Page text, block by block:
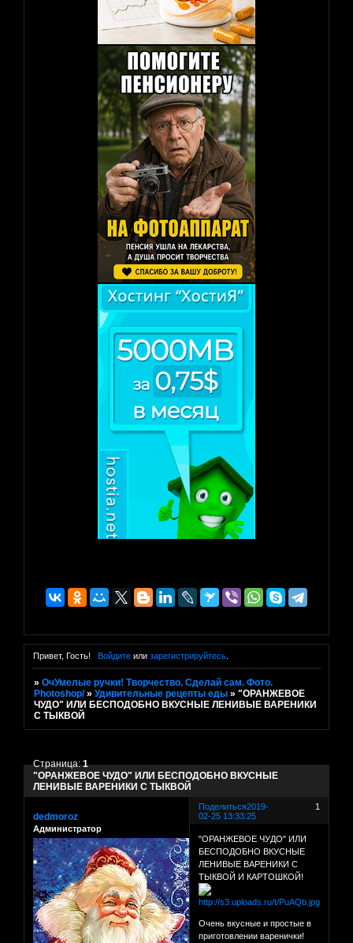
Привет, Гость! Войдитеили зарегистрируйтесь.
»ОчУмелые ручки! Творчество. Сделай сам. Фото.
Photoshop/ »Удивительные рецепты еды »"ОРАНЖЕВОЕ
ЧУДО" ИЛИ БЕСПОДОБНО ВКУСНЫЕ ЛЕНИВЫЕ ВАРЕНИКИ
С ТЫКВОЙ
"ОРАНЖЕВОЕ ЧУДО" ИЛИ БЕСПОДОБНО ВКУСНЫЕ
ЛЕНИВЫЕ ВАРЕНИКИ С ТЫКВОЙ
Страница:1
Поделиться 1
2019-
02-25 13:33:25
dedmoroz
Администратор
"ОРАНЖЕВОЕ ЧУДО" ИЛИ
БЕСПОДОБНО ВКУСНЫЕ
ЛЕНИВЫЕ ВАРЕНИКИ С
ТЫКВОЙ И КАРТОШКОЙ!
Очень вкусные и простые в
приготовлении варенички!